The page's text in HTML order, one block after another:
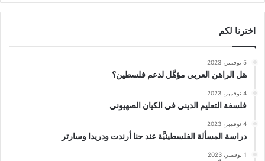
اخترنا لكم
5 نوفمبر، 2023
هل الراهن العربي مؤهَّل لدعم فلسطين؟
4 نوفمبر، 2023
فلسفة التعليم الديني في الكيان الصهيوني
4 نوفمبر، 2023
دراسة المسألة الفلسطينيَّة عند حنا أرندت ودريدا وسارتر
1 نوفمبر، 2023